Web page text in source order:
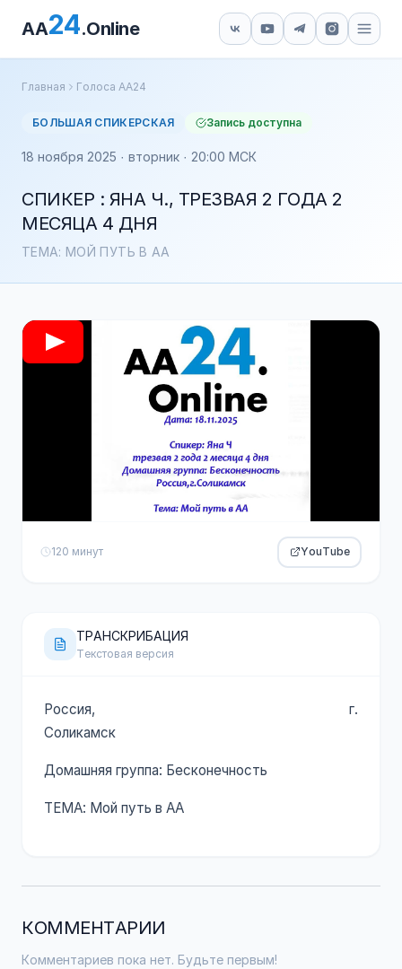
AA24.Online
Главная Голоса АА24
БОЛЬШАЯ СПИКЕРСКАЯ Запись доступна
18 ноября 2025 · вторник · 20:00 МСК
СПИКЕР : ЯНА Ч., ТРЕЗВАЯ 2 ГОДА 2
МЕСЯЦА 4 ДНЯ
ТЕМА: МОЙ ПУТЬ В АА
120 минут YouTube
ТРАНСКРИБАЦИЯ
Текстовая версия
Россия, г.
Домашняя группа: Бесконечность
ТЕМА: Мой путь в АА
КОММЕНТАРИИ
Комментариев пока нет. Будьте первым!